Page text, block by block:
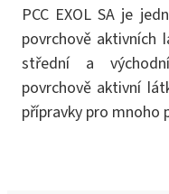
PCC EXOL SA je
povrchově aktivních
střední a
povrchově aktivní
přípravky pro mnoho